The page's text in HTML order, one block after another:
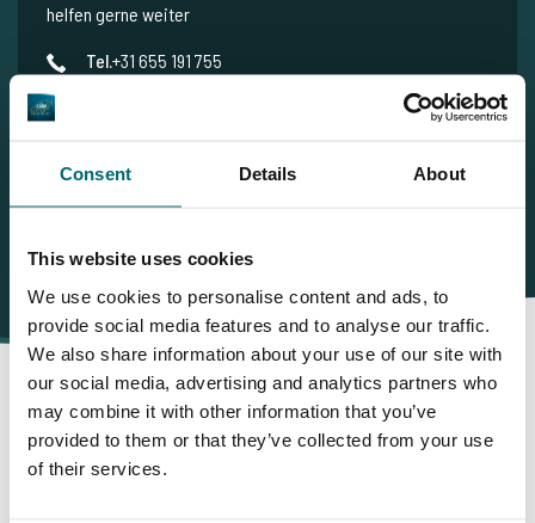
Consent Details About
This website uses cookies
We use cookies to personalise content and ads, to
provide social media features and to analyse our traffic.
We also share information about your use of our site with
our social media, advertising and analytics partners who
may combine it with other information that you’ve
provided to them or that they’ve collected from your use
of their services.
helfen gerne weiter
Tel.+31 655 191 755
Darum buchen Sie bei The